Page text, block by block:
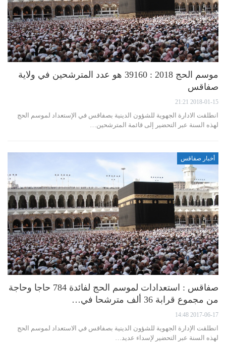
موسم الحج 2018 : 39160 هو عدد المترشحين في ولاية
صفاقس
2018-01-15 21:21
انطلقت الادارة الجهوية للشؤون الدينية بصفاقس في الإستعداد لموسم الحج
لهذه السنة عبر التحضير إلى قائمة المترشحين…
أخبار صفاقس
صفاقس : استعدادات لموسم الحج لفائدة 784 حاجا وحاجة
من مجموع قرابة 36 ألف مترشحا في…
2017-06-17 14:48
انطلقت الإدارة الجهوية للشؤون الدينية بصفاقس في الاستعداد لموسم الحج
لهذه السنة عبر التحضير لإسداء عديد…